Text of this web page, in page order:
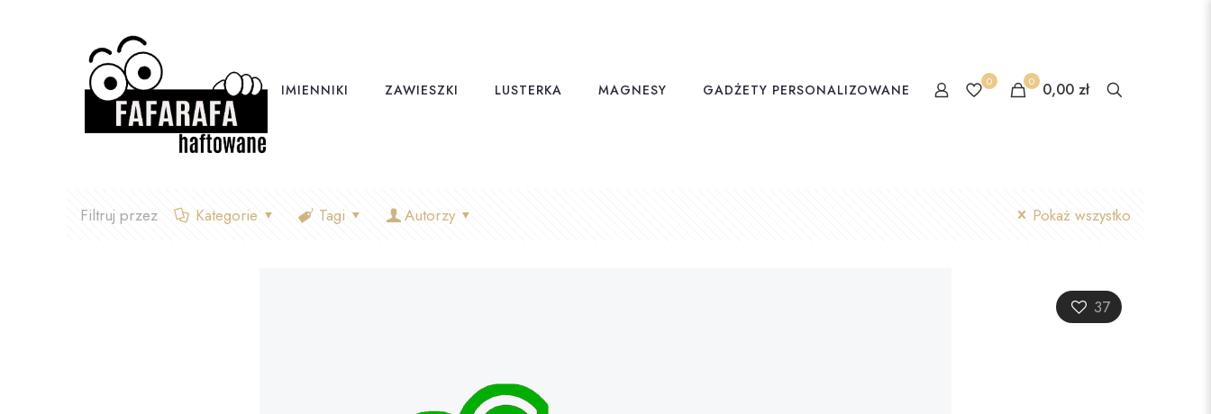
IMIENNIKI ZAWIESZKI LUSTERKA MAGNESY GADŻETY PERSONALIZOWANE 0 0 0,00 zł
Filtruj przez Kategorie Tagi Autorzy Pokaż wszystko
37